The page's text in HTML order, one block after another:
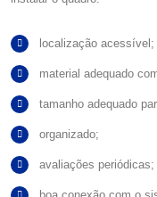
localização acessível;
material adequado
tamanho adequado
organizado;
avaliações periódicas;